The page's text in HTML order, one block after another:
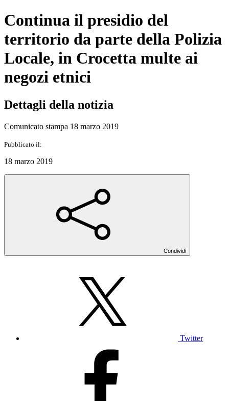
Continua il presidio del
territorio da parte della Polizia
Locale, in Crocetta multe ai
negozi etnici
Dettagli della notizia
Comunicato stampa 18 marzo 2019
Pubblicato il:
18 marzo 2019
Condividi
Twitter